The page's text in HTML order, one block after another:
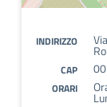
INDIRIZZO
CAP
ORARI